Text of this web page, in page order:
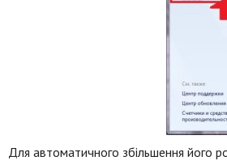
Для автоматичного збільшення його